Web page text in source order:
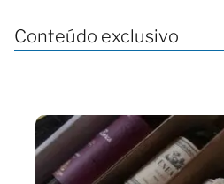
Conteúdo exclusivo